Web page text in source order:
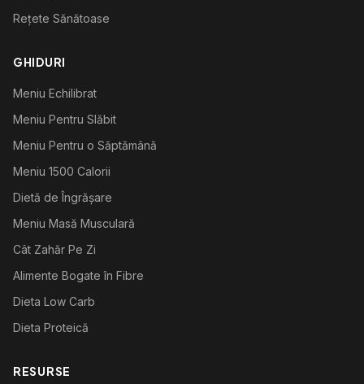
Rețete Sănătoase
GHIDURI
Meniu Echilibrat
Meniu Pentru Slăbit
Meniu Pentru o Săptămână
Meniu 1500 Calorii
Dietă de Îngrășare
Meniu Masă Musculară
Cât Zahăr Pe Zi
Alimente Bogate în Fibre
Dieta Low Carb
Dieta Proteică
RESURSE